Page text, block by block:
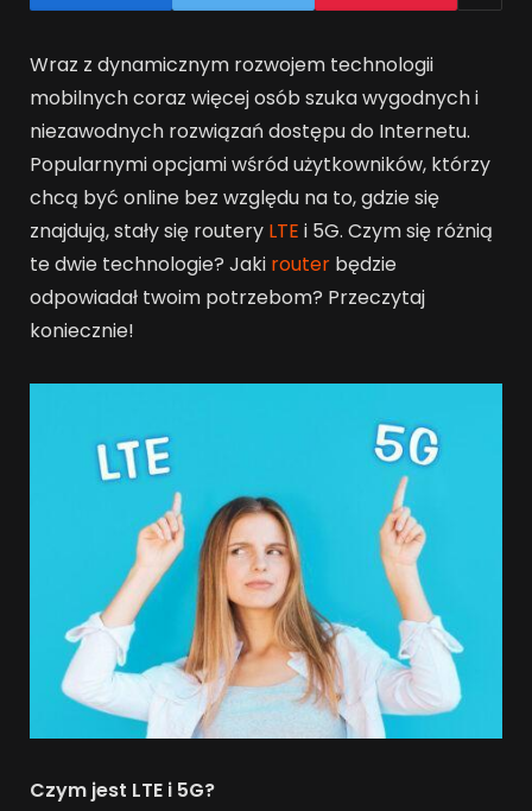
Wraz z dynamicznym rozwojem technologii
mobilnych coraz więcej osób szuka wygodnych i
niezawodnych rozwiązań dostępu do Internetu.
Popularnymi opcjami wśród użytkowników, którzy
chcą być online bez względu na to, gdzie się
znajdują, stały się routery LTE i 5G. Czym się różnią
te dwie technologie? Jaki router będzie
odpowiadał twoim potrzebom? Przeczytaj
koniecznie!
Czym jest LTE i 5G?